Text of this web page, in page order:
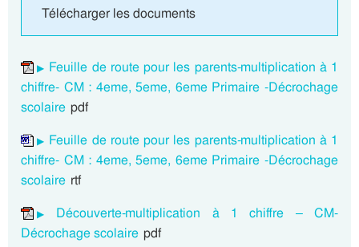
Télécharger les documents
Feuille de route pour les parents-multiplication à 1
chiffre- CM : 4eme, 5eme, 6eme Primaire -Décrochage
scolaire pdf
Feuille de route pour les parents-multiplication à 1
chiffre- CM : 4eme, 5eme, 6eme Primaire -Décrochage
scolaire rtf
Découverte-multiplication à 1 chiffre – CM-
Décrochage scolaire pdf